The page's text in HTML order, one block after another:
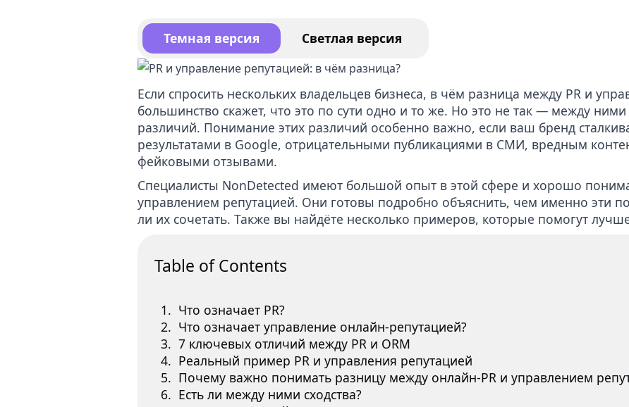
контента вебкам модели
Темная версия Светлая версия
Если спросить нескольких владельцев бизнеса, в чём разница между PR и
большинство скажет, что это по сути одно и то же. Но это не так — между
различий. Понимание этих различий особенно важно, если ваш бренд
результатами в Google, отрицательными публикациями в СМИ, вредным
фейковыми отзывами.
Специалисты NonDetected имеют большой опыт в этой сфере и хорошо
управлением репутацией. Они готовы подробно объяснить, чем именно эти
ли их сочетать. Также вы найдёте несколько примеров, которые помогут
Table of Contents
Что означает PR?
Что означает управление онлайн-репутацией?
7 ключевых отличий между PR и ORM
Реальный пример PR и управления репутацией
Почему важно понимать разницу между онлайн-PR и управлением
Есть ли между ними сходства?